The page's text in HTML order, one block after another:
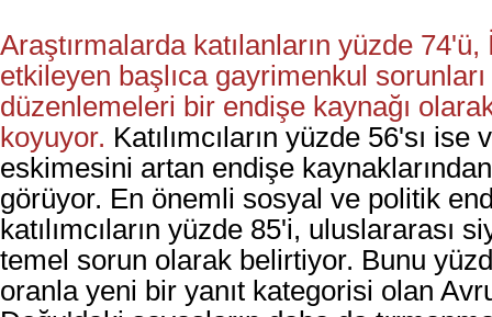
Araştırmalarda katılanların yüzde
etkileyen başlıca gayrimenkul sorunları
düzenlemeleri bir endişe kaynağı
koyuyor. Katılımcıların yüzde 56'sı ise
eskimesini artan endişe
görüyor. En önemli sosyal ve politik
katılımcıların yüzde 85'i, uluslararası
temel sorun olarak belirtiyor. Bunu
oranla yeni bir yanıt kategorisi olan